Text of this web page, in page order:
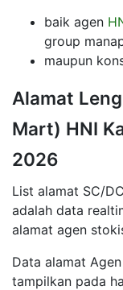
baik agen
group
maupun
Alamat
Mart) HNI
2026
List alamat SC/
adalah data
alamat agen
Data alamat
tampilkan pada